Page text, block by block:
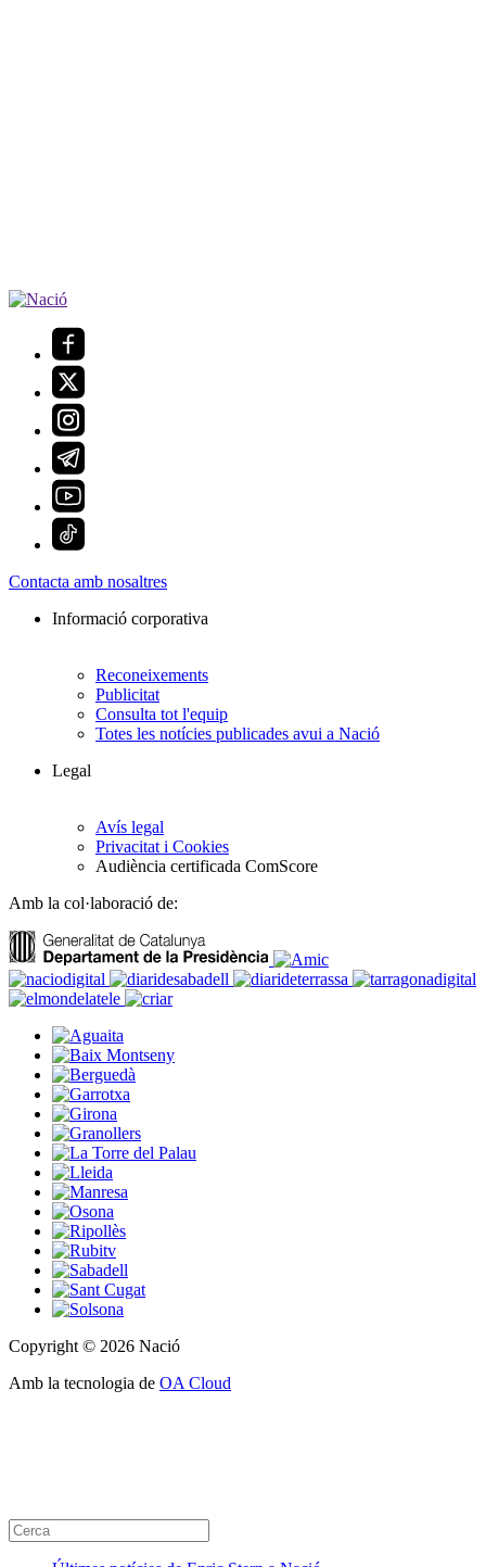
Contacta amb nosaltres
Informació corporativa
Reconeixements
Publicitat
Consulta tot l'equip
Totes les notícies publicades avui a Nació
Legal
Avís legal
Privacitat i Cookies
Audiència certificada ComScore
Amb la col·laboració de:
Copyright © 2026 Nació
Amb la tecnologia de OA Cloud